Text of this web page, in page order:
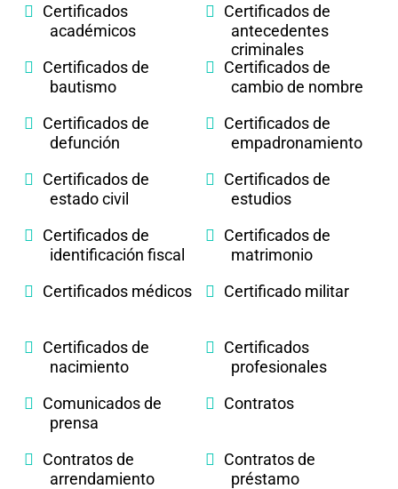
Certificados
académicos
Certificados de
antecedentes
criminales
Certificados de
bautismo
Certificados de
cambio de nombre
Certificados de
defunción
Certificados de
empadronamiento
Certificados de
estado civil
Certificados de
estudios
Certificados de
identificación fiscal
Certificados de
matrimonio
Certificados médicos
Certificado militar
Certificados de
nacimiento
Certificados
profesionales
Comunicados de
prensa
Contratos
Contratos de
arrendamiento
Contratos de
préstamo